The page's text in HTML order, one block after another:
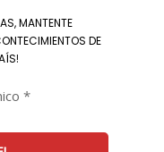
MANTENTE
DE
!